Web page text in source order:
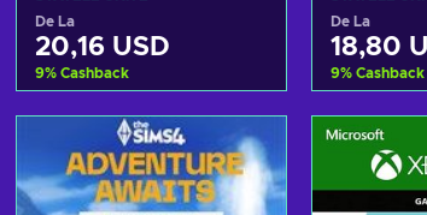
De La
20,16 USD
9% Cashback
Adaugă în coș
Vezi ofertele
De La
18,80
9% Cashback